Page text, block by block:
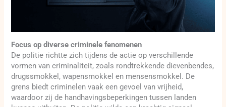
Focus op diverse criminele fenomenen
De politie richtte zich tijdens de actie op verschillende
vormen van criminaliteit, zoals rondtrekkende dievenbendes,
drugssmokkel, wapensmokkel en mensensmokkel. De
grens biedt criminelen vaak een gevoel van vrijheid,
waardoor zij de handhavingsbeperkingen tussen landen